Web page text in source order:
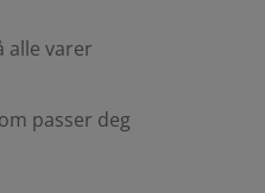
alle varer
passer deg